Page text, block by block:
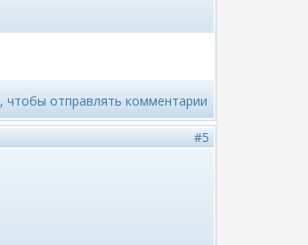
, чтобы отправлять комментарии
#5